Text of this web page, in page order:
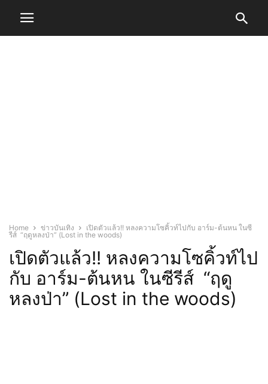
Home ข่าวบันเทิง
เปิดตัวแล้ว!! หลงความโซคิ้วท์ไปกับ อาร์ม-ต้นหน ในซี
รีส์ “ฤดูหลงป่า” (Lost in the woods)
เปิดตัวแล้ว!! หลงความโซคิ้วท์ไป
กับ อาร์ม-ต้นหน ในซีรีส์ “ฤดู
หลงป่า” (Lost in the woods)